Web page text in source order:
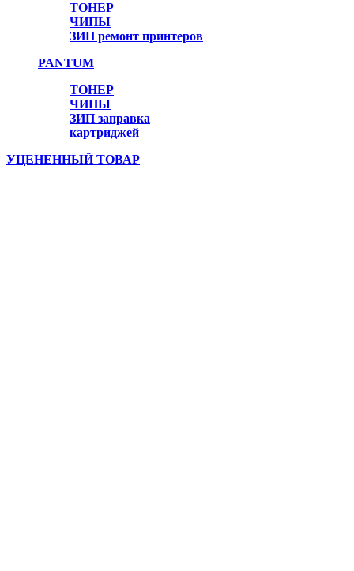
ТОНЕР
ЧИПЫ
ЗИП ремонт принтеров
PANTUM
ТОНЕР
ЧИПЫ
ЗИП заправка
картриджей
УЦЕНЕННЫЙ ТОВАР